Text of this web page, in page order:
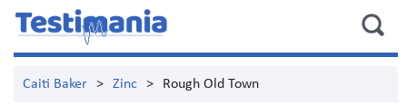
Caiti Baker > Zinc > Rough Old Town